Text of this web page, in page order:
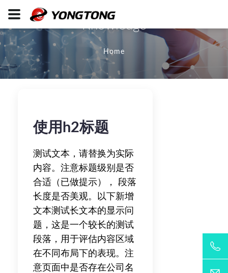
Knowledge
Home
使用h2标题
测试文本，请替换为实际
内容。注意标题级别是否
合适（已做提示）， 段落
长度是否美观。以下新增
文本测试长文本的显示问
题，这是一个较长的测试
段落，用于评估内容区域
在不同布局下的表现。注
意页面中是否存在公司名